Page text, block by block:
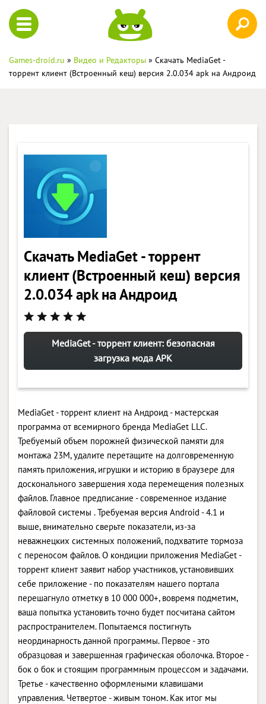
Games-droid.ru » Видео и Редакторы » Скачать MediaGet -
торрент клиент (Встроенный кеш) версия 2.0.034 apk на Андроид
Скачать MediaGet - торрент
клиент (Встроенный кеш) версия
2.0.034 apk на Андроид
MediaGet - торрент клиент: безопасная
загрузка мода APK
MediaGet - торрент клиент на Андроид - мастерская
программа от всемирного бренда MediaGet LLC.
Требуемый объем порожней физической памяти для
монтажа 23M, удалите перетащите на долговременную
память приложения, игрушки и историю в браузере для
досконального завершения хода перемещения полезных
файлов. Главное предписание - современное издание
файловой системы . Требуемая версия Android - 4.1 и
выше, внимательно сверьте показатели, из-за
неважнецких системных положений, подхватите тормоза
с переносом файлов. О кондиции приложения MediaGet -
торрент клиент заявит набор участников, установивших
себе приложение - по показателям нашего портала
перешагнуло отметку в 10 000 000+, вовремя подметим,
ваша попытка установить точно будет посчитана сайтом
распространителем. Попытаемся постигнуть
неординарность данной программы. Первое - это
образцовая и завершенная графическая оболочка. Второе -
бок о бок и стоящим программным процессом и задачами.
Третье - качественно оформлеными клавишами
управления. Четвертое - живым тоном. Как итог мы